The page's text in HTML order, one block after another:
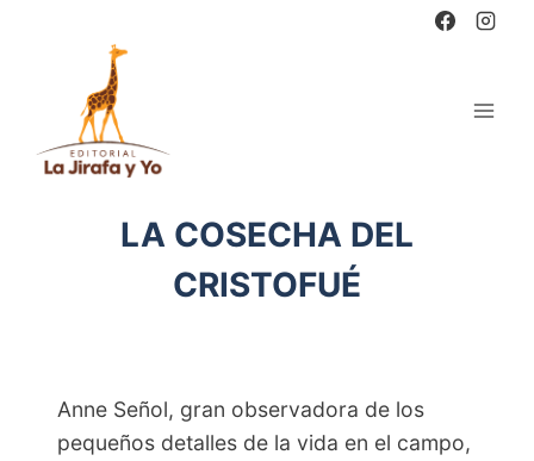
LA COSECHA DEL
CRISTOFUÉ
Anne Señol, gran observadora de los
pequeños detalles de la vida en el campo,